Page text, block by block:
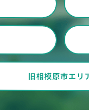
旧相模原市エリ